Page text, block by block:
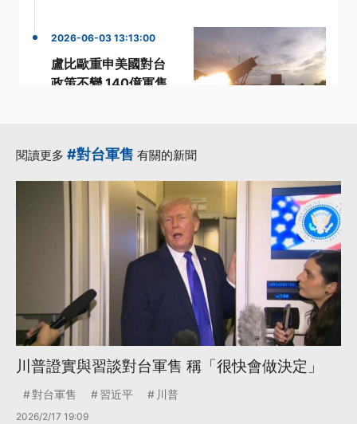
2026-06-03 13:13:00
盧比歐重申美國對台
政策不變 140億軍售
更多...
閱讀更多 #對台軍售 有關的新聞
川普證實與習談對台軍售 稱「很快會做決定」
對台軍售 習近平 川普
2026/2/17 19:09